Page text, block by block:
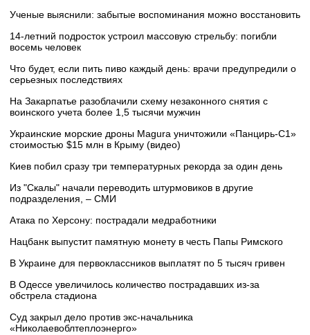
Ученые выяснили: забытые воспоминания можно восстановить
14-летний подросток устроил массовую стрельбу: погибли
восемь человек
Что будет, если пить пиво каждый день: врачи предупредили о
серьезных последствиях
На Закарпатье разоблачили схему незаконного снятия с
воинского учета более 1,5 тысячи мужчин
Украинские морские дроны Magura уничтожили «Панцирь-С1»
стоимостью $15 млн в Крыму (видео)
Киев побил сразу три температурных рекорда за один день
Из "Скалы" начали переводить штурмовиков в другие
подразделения, – СМИ
Атака по Херсону: пострадали медработники
Нацбанк выпустит памятную монету в честь Папы Римского
В Украине для первоклассников выплатят по 5 тысяч гривен
В Одессе увеличилось количество пострадавших из-за
обстрела стадиона
Суд закрыл дело против экс-начальника
«Николаевоблтеплоэнерго»